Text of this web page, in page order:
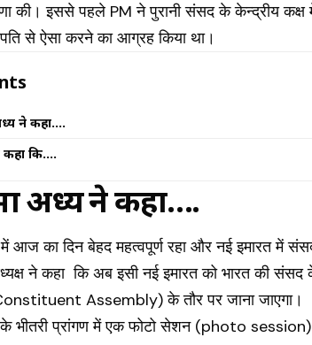
की। इससे पहले PM ने पुरानी संसद के केन्द्रीय
से ऐसा करने का आग्रह किया था।
ने कहा….
कहा कि….
अध्यक्ष ने कहा….
आज का दिन बेहद महत्वपूर्ण रहा और नई इमारत में संसद
ने कहा कि अब इसी नई इमारत को भारत की संसद
Assembly) के तौर पर जाना जाएगा।
प्रांगण में एक फोटो सेशन (photo session)